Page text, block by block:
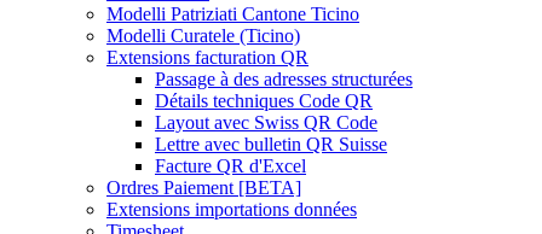
Modelli Patriziati Cantone Ticino
Modelli Curatele (Ticino)
Extensions facturation QR
Passage à des adresses structurées
Détails techniques Code QR
Layout avec Swiss QR Code
Lettre avec bulletin QR Suisse
Facture QR d'Excel
Ordres Paiement [BETA]
Extensions importations données